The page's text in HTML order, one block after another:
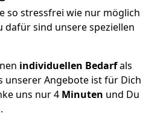
so stressfrei wie nur möglich
dafür sind unsere speziellen
individuellen Bedarfals
unserer Angebote ist für Dich
uns nur 4 Minuten und Du